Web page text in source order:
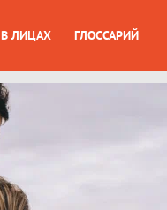
В ЛИЦАХ ГЛОССАРИЙ